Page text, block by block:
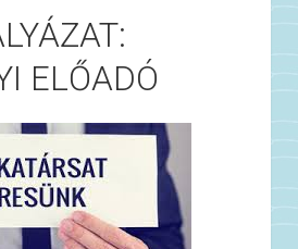
ELŐADÓ